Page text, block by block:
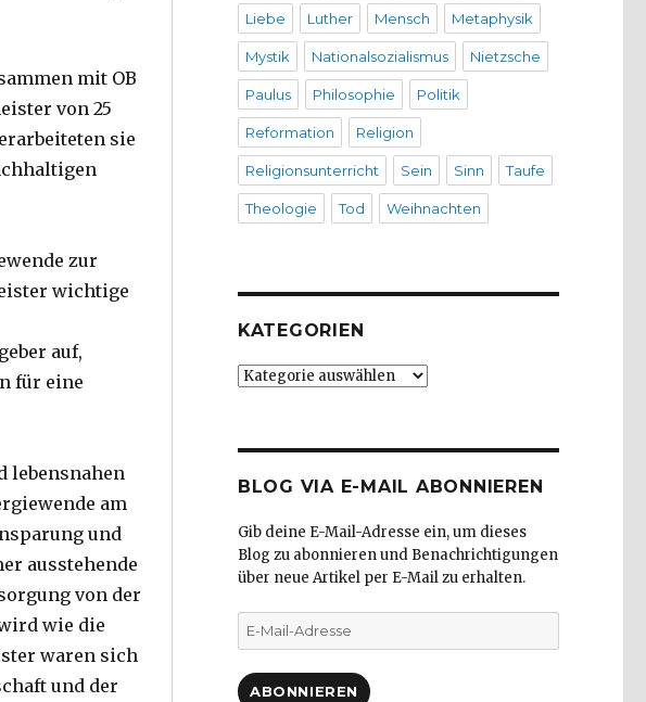
mit OB
von 25
sie
zur
wichtige
auf,
für eine
lebensnahen
am
und
ausstehende
von der
wie die
waren sich
und der
Liebe Luther Mensch Metaphysik
Mystik Nationalsozialismus Nietzsche
Paulus Philosophie Politik
Reformation Religion
Religionsunterricht Sein Sinn Taufe
Theologie Tod Weihnachten
KATEGORIEN
Kategorien
BLOG VIA E-MAIL ABONNIEREN
Gib deine E-Mail-Adresse ein, um dieses
Blog zu abonnieren und Benachrichtigungen
über neue Artikel per E-Mail zu erhalten.
E-
Mail-
ABONNIEREN